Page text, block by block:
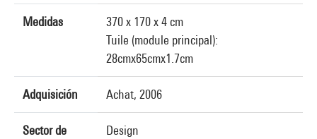
Medidas
370 x 170 x 4 cm
Tuile (module principal):
28cmx65cmx1.7cm
Adquisición Achat, 2006
Sector de
Design